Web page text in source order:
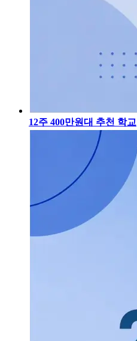
12주 400만원대 추천 학교